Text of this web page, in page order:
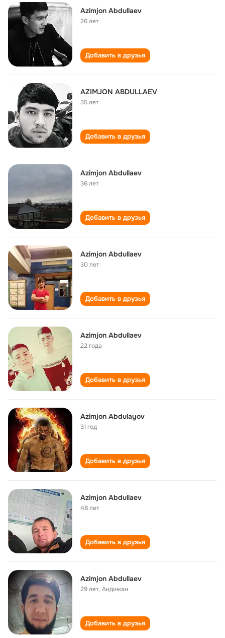
Azimjon Abdullaev
26 лет
Добавить в друзья
AZIMJON ABDULLAEV
35 лет
Добавить в друзья
Azimjon Abdullaev
36 лет
Добавить в друзья
Azimjon Abdullaev
30 лет
Добавить в друзья
Azimjon Abdullaev
22 года
Добавить в друзья
Аzimjon Аbdulаyov
31 год
Добавить в друзья
Azimjon Abdullaev
48 лет
Добавить в друзья
Azimjon Abdullaev
29 лет,Андижан
Добавить в друзья